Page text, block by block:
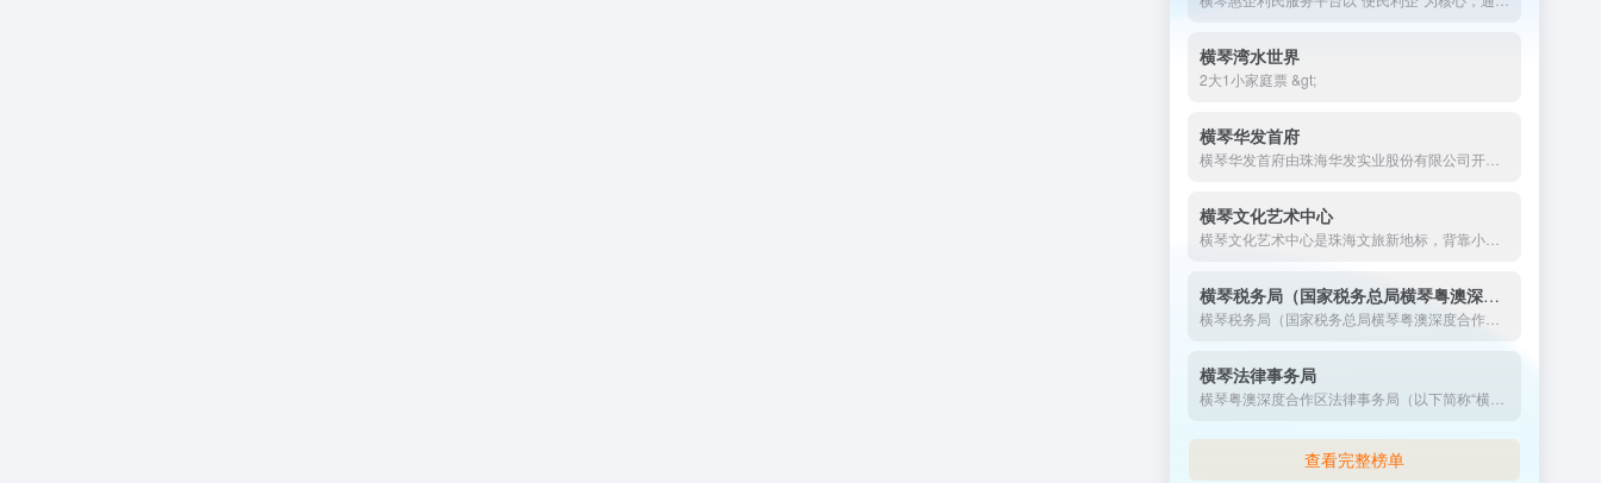
横琴湾水世界
2大1小家庭票 &gt;
横琴华发首府
横琴文化艺术中心
横琴税务局（国家税务总局横琴粤澳深度合作区税务局）
横琴法律事务局
查看完整榜单